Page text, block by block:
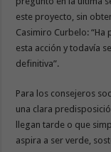
este proyecto, sin
Casimiro Curbelo: “Ha
esta acción y todavía
definitiva”.
Para los consejeros
una clara
llegan tarde o que
aspira a ser verde,